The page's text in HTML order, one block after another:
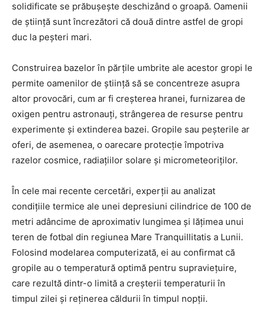
solidificate se prăbușește deschizând o groapă. Oamenii
de știință sunt încrezători că două dintre astfel de gropi
duc la peșteri mari.
Construirea bazelor în părțile umbrite ale acestor gropi le
permite oamenilor de știință să se concentreze asupra
altor provocări, cum ar fi creșterea hranei, furnizarea de
oxigen pentru astronauți, strângerea de resurse pentru
experimente și extinderea bazei. Gropile sau peșterile ar
oferi, de asemenea, o oarecare protecție împotriva
razelor cosmice, radiațiilor solare și micrometeoriților.
În cele mai recente cercetări, experții au analizat
condițiile termice ale unei depresiuni cilindrice de 100 de
metri adâncime de aproximativ lungimea și lățimea unui
teren de fotbal din regiunea Mare Tranquillitatis a Lunii.
Folosind modelarea computerizată, ei au confirmat că
gropile au o temperatură optimă pentru supraviețuire,
care rezultă dintr-o limită a creșterii temperaturii în
timpul zilei și reținerea căldurii în timpul nopții.